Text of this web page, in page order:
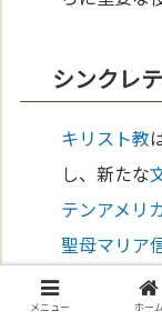
シンクレ
キリスト教
し、新たな
テンアメリ
聖母マリア
母」として
ム
（習合
メニュー ホー